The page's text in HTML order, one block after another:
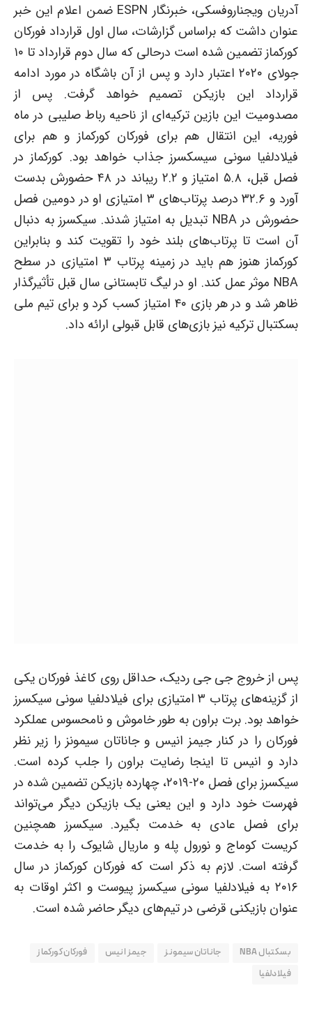
آدریان ویجناروفسکی، خبرنگار ESPN ضمن اعلام این خبر
عنوان داشت که براساس گزارشات، سال اول قرارداد فورکان
کورکماز تضمین شده است درحالی که سال دوم قرارداد تا ۱۰
جولای ۲۰۲۰ اعتبار دارد و پس از آن باشگاه در مورد ادامه
قرارداد این بازیکن تصمیم خواهد گرفت. پس از
مصدومیت این بازین ترکیه‌ای از ناحیه رباط صلیبی در ماه
فوریه، این انتقال هم برای فورکان کورکماز و هم برای
فیلادلفیا سونی سیسکسرز جذاب خواهد بود. کورکماز در
فصل قبل، ۵.۸ امتیاز و ۲.۲ ریباند در ۴۸ حضورش بدست
آورد و ۳۲.۶ درصد پرتاب‌های ۳ امتیازی او در دومین فصل
حضورش در NBA تبدیل به امتیاز شدند. سیکسرز به دنبال
آن است تا پرتاب‌های بلند خود را تقویت کند و بنابراین
کورکماز هنوز هم باید در زمینه پرتاب ۳ امتیازی در سطح
NBA موثر عمل کند. او در لیگ تابستانی سال قبل تأثیرگذار
ظاهر شد و در هر بازی ۴۰ امتیاز کسب کرد و برای تیم ملی
بسکتبال ترکیه نیز بازی‌های قابل قبولی ارائه داد.
پس از خروج جی جی ردیک، حداقل روی کاغذ فورکان یکی
از گزینه‌های پرتاب ۳ امتیازی برای فیلادلفیا سونی سیکسرز
خواهد بود. برت براون به طور خاموش و نامحسوس عملکرد
فورکان را در کنار جیمز انیس و جاناتان سیمونز را زیر نظر
دارد و انیس تا اینجا رضایت براون را جلب کرده است.
سیکسرز برای فصل ۲۰-۲۰۱۹، چهارده بازیکن تضمین شده در
فهرست خود دارد و این یعنی یک بازیکن دیگر می‌تواند
برای فصل عادی به خدمت بگیرد. سیکسرز همچنین
کریست کوماج و نورول پله و ماریال شایوک را به خدمت
گرفته است. لازم به ذکر است که فورکان کورکماز در سال
۲۰۱۶ به فیلادلفیا سونی سیکسرز پیوست و اکثر اوقات به
عنوان بازیکنی قرضی در تیم‌های دیگر حاضر شده است.
بسکتبال NBA جاناتان سیمونز جیمز انیس
فورکان کورکماز
فیلادلفیا